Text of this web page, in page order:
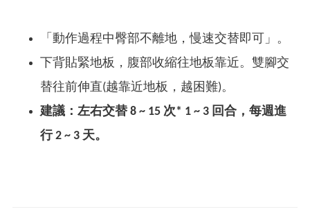
「動作過程中臀部不離地，慢速交替即可」。
下背貼緊地板，腹部收縮往地板靠近。雙腳交
替往前伸直(越靠近地板，越困難)。
建議：左右交替 8 ~ 15 次* 1 ~ 3 回合，每週進
行 2 ~ 3 天。